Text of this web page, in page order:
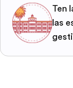
Ten
las